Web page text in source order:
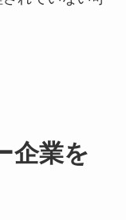
企業を